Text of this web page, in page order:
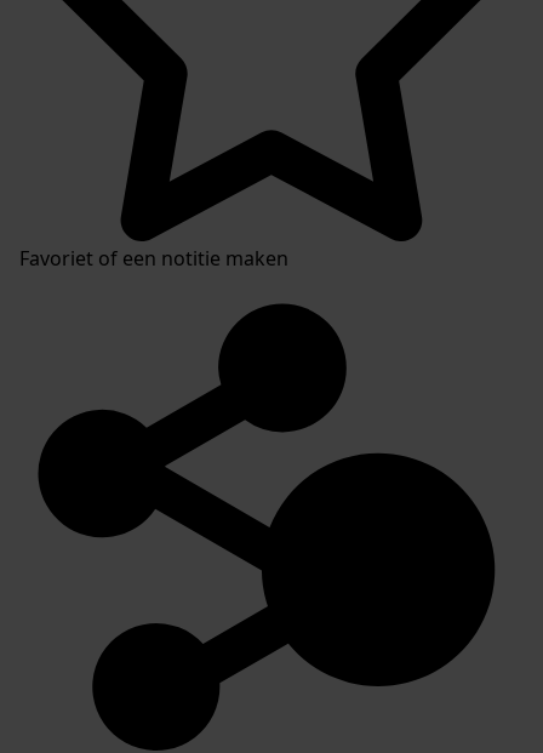
Favoriet of een notitie maken